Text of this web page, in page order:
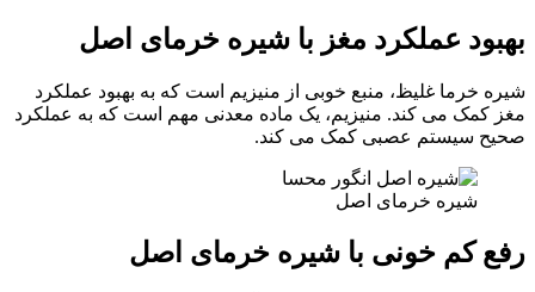
بهبود عملکرد مغز با شیره خرمای اصل
شیره خرما غلیظ، منبع خوبی از منیزیم است که به بهبود عملکرد
مغز کمک می کند. منیزیم، یک ماده معدنی مهم است که به عملکرد
صحیح سیستم عصبی کمک می کند.
شیره خرمای اصل
رفع کم خونی با شیره خرمای اصل